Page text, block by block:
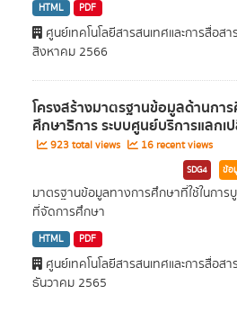
HTML PDF
ศูนย์เทคโนโลยีสารสนเทศและการสื่อส
สิงหาคม 2566
โครงสร้างมาตรฐานข้อมูลด้านกา
ศึกษาธิการ ระบบศูนย์บริการแลก
923 total views 16 recent views
SDG4 ข้อ
มาตรฐานข้อมูลทางการศึกษาที่ใช้ในกา
ที่จัดการศึกษา
HTML PDF
ศูนย์เทคโนโลยีสารสนเทศและการสื่อส
ธันวาคม 2565